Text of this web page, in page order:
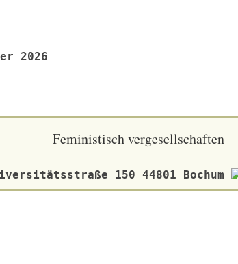
2026
Feministisch vergesellschaften
150 44801 Bochum